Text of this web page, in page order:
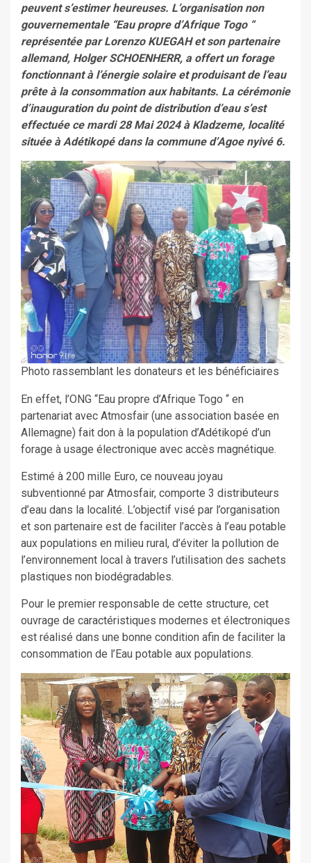
peuvent s’estimer heureuses. L’organisation non
gouvernementale “Eau propre d’Afrique Togo “
représentée par Lorenzo KUEGAH et son partenaire
allemand, Holger SCHOENHERR, a offert un forage
fonctionnant à l’énergie solaire et produisant de l’eau
prête à la consommation aux habitants. La cérémonie
d’inauguration du point de distribution d’eau s’est
effectuée ce mardi 28 Mai 2024 à Kladzeme, localité
située à Adétikopé dans la commune d’Agoe nyivé 6.
Photo rassemblant les donateurs et les bénéficiaires
En effet, l’ONG “Eau propre d’Afrique Togo “ en
partenariat avec Atmosfair (une association basée en
Allemagne) fait don à la population d’Adétikopé d’un
forage à usage électronique avec accès magnétique.
Estimé à 200 mille Euro, ce nouveau joyau
subventionné par Atmosfair, comporte 3 distributeurs
d’eau dans la localité. L’objectif visé par l’organisation
et son partenaire est de faciliter l’accès à l’eau potable
aux populations en milieu rural, d’éviter la pollution de
l’environnement local à travers l’utilisation des sachets
plastiques non biodégradables.
Pour le premier responsable de cette structure, cet
ouvrage de caractéristiques modernes et électroniques
est réalisé dans une bonne condition afin de faciliter la
consommation de l’Eau potable aux populations.